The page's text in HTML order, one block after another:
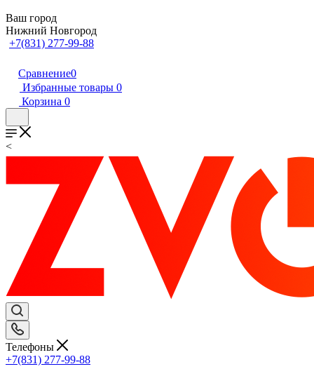
Ваш город
Нижний Новгород
+7(831) 277-99-88
Сравнение0
Избранные товары 0
Корзина 0
<
Телефоны
+7(831) 277-99-88